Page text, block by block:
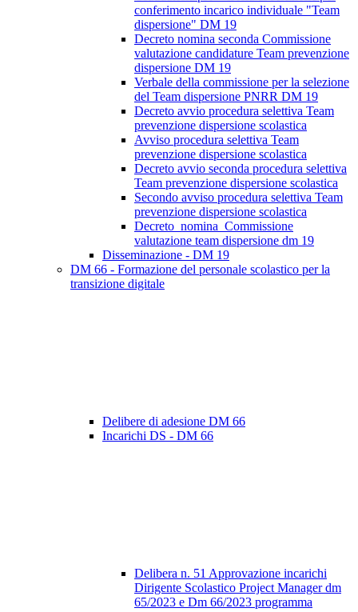
conferimento incarico individuale "Team
dispersione" DM 19
Decreto nomina seconda Commissione
valutazione candidature Team prevenzione
dispersione DM 19
Verbale della commissione per la selezione
del Team dispersione PNRR DM 19
Decreto avvio procedura selettiva Team
prevenzione dispersione scolastica
Avviso procedura selettiva Team
prevenzione dispersione scolastica
Decreto avvio seconda procedura selettiva
Team prevenzione dispersione scolastica
Secondo avviso procedura selettiva Team
prevenzione dispersione scolastica
Decreto_nomina_Commissione
valutazione team dispersione dm 19
Disseminazione - DM 19
DM 66 - Formazione del personale scolastico per la
transizione digitale
Delibere di adesione DM 66
Incarichi DS - DM 66
Delibera n. 51 Approvazione incarichi
Dirigente Scolastico Project Manager dm
65/2023 e Dm 66/2023 programma